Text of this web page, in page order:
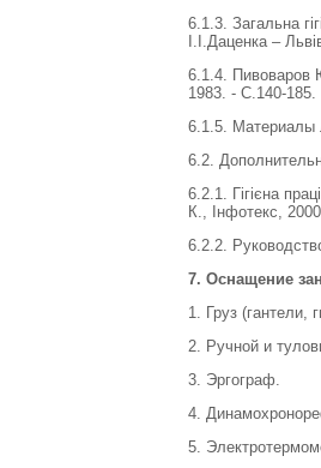
6.1.3. Загальна
І.І.Даценка –
6.1.4. Пивоваров
1983. - С.140-185.
6.1.5. Материалы
6.2.
6.2.1. Гігієна
К., Інфотекс,
6.2.2.
7. Оснащение
1. Груз (гантели,
2. Ручной и
3. Эргограф.
4.
5.